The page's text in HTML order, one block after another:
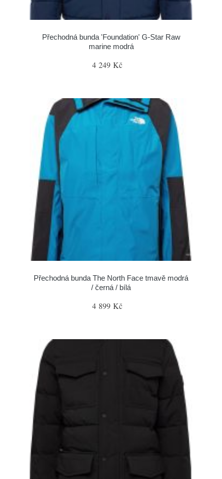
Přechodná bunda 'Foundation' G-Star Raw
marine modrá
4 249 Kč
Přechodná bunda The North Face tmavě modrá
/ černá / bílá
4 899 Kč